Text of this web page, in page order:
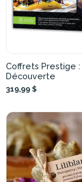
Coffrets Prestige :
Découverte
319,99 $